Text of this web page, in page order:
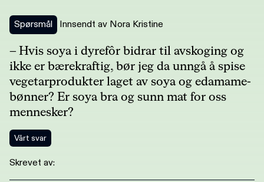
Spørsmål Innsendt av Nora Kristine
Hvis soya i dyrefôr bidrar til avskoging og
ikke er bærekraftig, bør jeg da unngå å spise
vegetarprodukter laget av soya og edamame-
bønner? Er soya bra og sunn mat for oss
mennesker?
Vårt svar
Skrevet av: